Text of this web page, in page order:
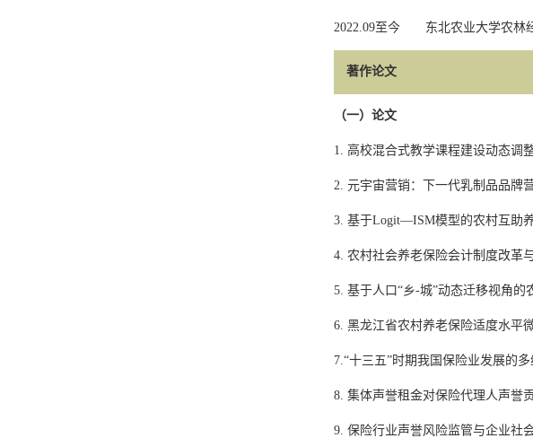
2022.09至今 东北农业大学农林
著作论文
（一）论文
1. 高校混合式教学课程建设动态调
2. 元宇宙营销：下一代乳制品品牌
3. 基于Logit—ISM模型的农村互助
4. 农村社会养老保险会计制度改革
5. 基于人口“乡-城”动态迁移视角的
6. 黑龙江省农村养老保险适度水平
7.“十三五”时期我国保险业发展的
8. 集体声誉租金对保险代理人声誉
9. 保险行业声誉风险监管与企业社